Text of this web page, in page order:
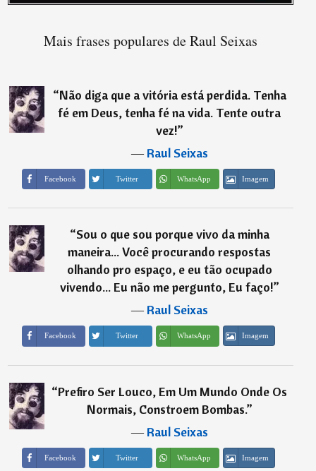
Mais frases populares de Raul Seixas
“Não diga que a vitória está perdida. Tenha
fé em Deus, tenha fé na vida. Tente outra
vez!”
―Raul Seixas
Facebook Twitter WhatsApp Imagem
“Sou o que sou porque vivo da minha
maneira... Você procurando respostas
olhando pro espaço, e eu tão ocupado
vivendo... Eu não me pergunto, Eu faço!”
―Raul Seixas
Facebook Twitter WhatsApp Imagem
“Prefiro Ser Louco, Em Um Mundo Onde Os
Normais, Constroem Bombas.”
―Raul Seixas
Facebook Twitter WhatsApp Imagem